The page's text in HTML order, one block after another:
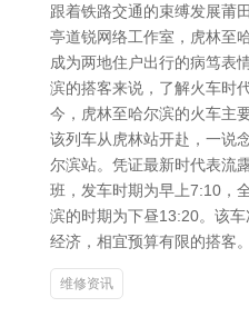
跟着铁路交通的束缚发展莆
亭道锐网络工作室，虎林至
成为两地住户出行的病笃表
滨的搭客来说，了解火车时
今，虎林至哈尔滨的火车主
该列车从虎林站开赴，一说
尔滨站。凭证最新时代表流
班，发车时期为早上7:10，
滨的时期为下昼13:20。该
经济，相宜预算有限的搭客
维修资讯